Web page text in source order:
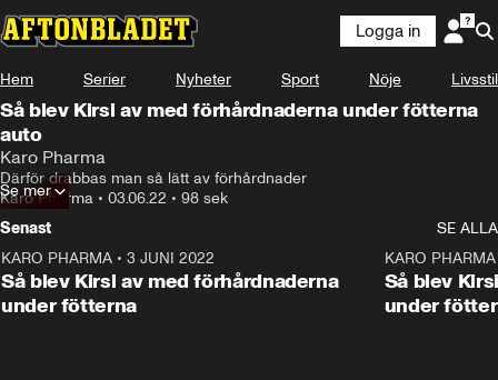
Annons
Annons från Karo Pharma
Logga in
Hem Serier Nyheter Sport Nöje Livsstil
Så blev Kirsi av med förhårdnaderna under fötterna
auto
Karo Pharma
Därför drabbas man så lätt av förhårdnader
Karo Pharma • 03.06.22 • 98 sek
Se mer
Senast
SE ALLA
KARO PHARMA • 3 JUNI 2022
Så blev Kirsi av med förhårdnaderna
under fötterna
KARO PHARMA
Så blev
under